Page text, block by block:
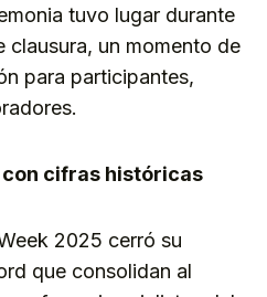
tuvo lugar durante
clausura, un momento de
para participantes,
cifras históricas
2025 cerró su
que consolidan al